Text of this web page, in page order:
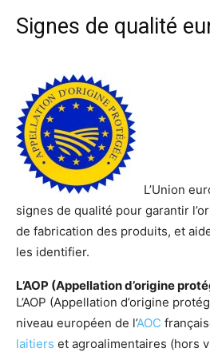
Signes de qualité
L’Union
signes de qualité pour garantir
de fabrication des produits, et
les identifier.
L’AOP (Appellation d’origine
L’AOP (Appellation d’origine
niveau européen de l’AOC
laitiers et agroalimentaires (hors